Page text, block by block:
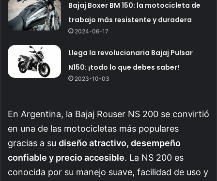
Bajaj Boxer BM 150: la motocicleta de
trabajo más resistente y duradera
2024-06-17
Llega la revolucionaria Bajaj Pulsar
N150: ¡todo lo que debes saber!
2023-10-03
En Argentina, la Bajaj Rouser NS 200 se convirtió
en una de las motocicletas más populares
gracias a su diseño atractivo, desempeño
confiable y precio accesible. La NS 200 es
conocida por su manejo suave, facilidad de uso y